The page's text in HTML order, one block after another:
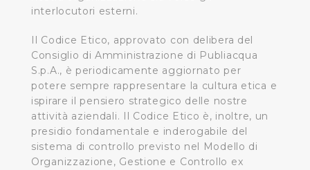
interlocutori esterni.
Il Codice Etico, approvato con delibera del
Consiglio di Amministrazione di Publiacqua
S.p.A., è periodicamente aggiornato per
potere sempre rappresentare la cultura etica e
ispirare il pensiero strategico delle nostre
attività aziendali. Il Codice Etico è, inoltre, un
presidio fondamentale e inderogabile del
sistema di controllo previsto nel Modello di
Organizzazione, Gestione e Controllo ex